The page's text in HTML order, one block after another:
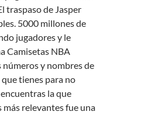
traspaso de Jasper
5000 millones de
jugadores y le
Camisetas NBA
números y nombres de
que tienes para no
la que
relevantes fue una